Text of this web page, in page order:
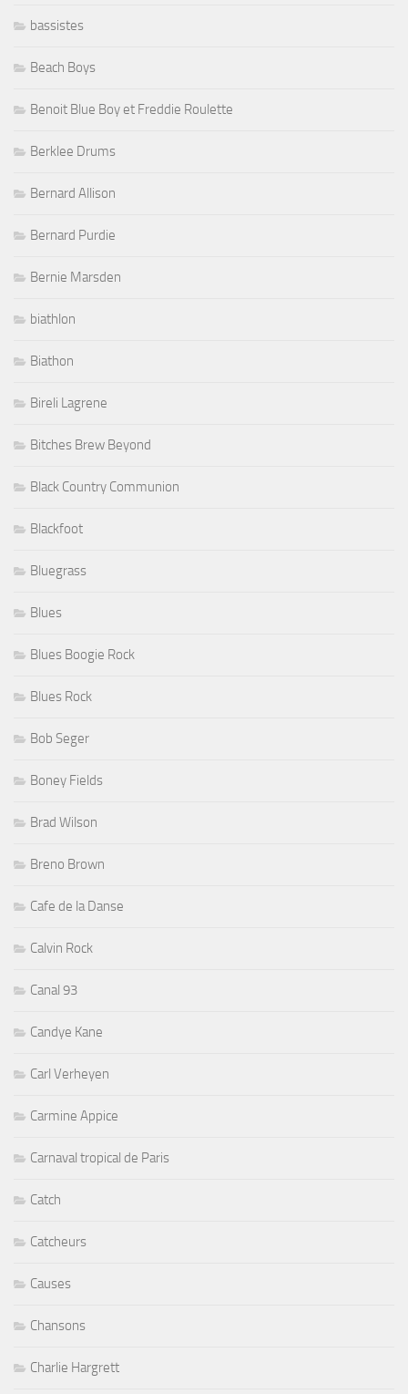
bassistes
Beach Boys
Benoit Blue Boy et Freddie Roulette
Berklee Drums
Bernard Allison
Bernard Purdie
Bernie Marsden
biathlon
Biathon
Bireli Lagrene
Bitches Brew Beyond
Black Country Communion
Blackfoot
Bluegrass
Blues
Blues Boogie Rock
Blues Rock
Bob Seger
Boney Fields
Brad Wilson
Breno Brown
Cafe de la Danse
Calvin Rock
Canal 93
Candye Kane
Carl Verheyen
Carmine Appice
Carnaval tropical de Paris
Catch
Catcheurs
Causes
Chansons
Charlie Hargrett